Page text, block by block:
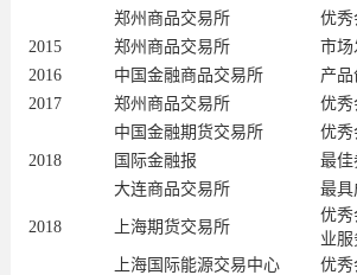
郑州商品交易所
优秀
2015
郑州商品交易所
市场
2016
中国金融商品交易所
产
2017
郑州商品交易所
优秀
中国金融期货交易所
优秀
2018
国际金融报
最佳
大连商品交易所
最具
2018 上海期货交易所
优秀
业
上海国际能源交易中心
优秀